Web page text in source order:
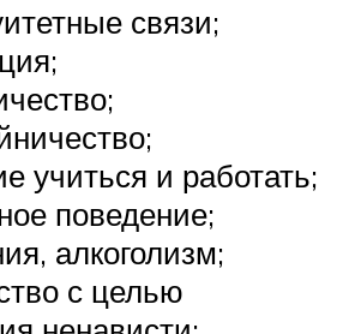
связи;
учиться и работать;
поведение;
алкоголизм;
с целью